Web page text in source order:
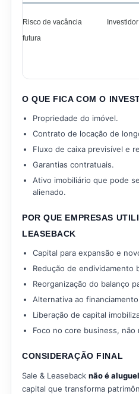
Risco de vacância
futura
Investidor
O QUE FICA COM O
Propriedade do imóvel.
Contrato de locação de
Fluxo de caixa previsível e
Garantias contratuais.
Ativo imobiliário que pode
alienado.
POR QUE EMPRESAS
LEASEBACK
Capital para expansão e
Redução de endividamento
Reorganização do balanço
Alternativa ao
Liberação de capital
Foco no core business, não
CONSIDERAÇÃO FINAL
Sale & Leaseback não é
capital que transforma